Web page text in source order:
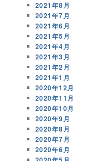
2021年8月
2021年7月
2021年6月
2021年5月
2021年4月
2021年3月
2021年2月
2021年1月
2020年12月
2020年11月
2020年10月
2020年9月
2020年8月
2020年7月
2020年6月